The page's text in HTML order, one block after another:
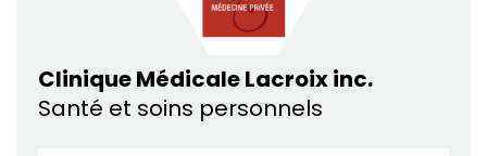
Clinique Médicale Lacroix inc.
Santé et soins personnels